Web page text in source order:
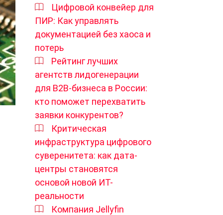
Цифровой конвейер для
ПИР: Как управлять
документацией без хаоса и
потерь
Рейтинг лучших
агентств лидогенерации
для B2B-бизнеса в России:
кто поможет перехватить
заявки конкурентов?
Критическая
инфраструктура цифрового
суверенитета: как дата-
центры становятся
основой новой ИТ-
реальности
Компания Jellyfin